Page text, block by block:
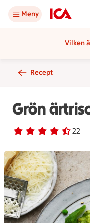
Meny
Vilken
Recept
Grön
Betyg 4.5 av 5. 22
22 personer har